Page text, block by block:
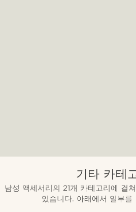
기타 카테
남성 액세서리의 21개 카테고리에 걸
있습니다. 아래에서 일부를